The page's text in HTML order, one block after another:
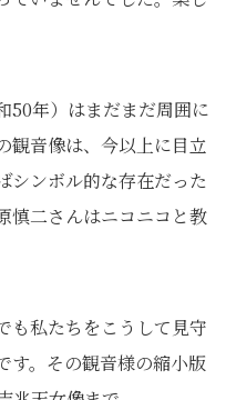
50年）はまだまだ周囲に
観音像は、今以上に目立
シンボル的な存在だった
慎二さんはニコニコと教
も私たちをこうして見守
す。その観音様の縮小版